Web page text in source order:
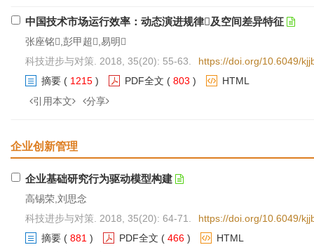
中国技术市场运行效率：动态演进规律及空间差异特征
张座铭,彭甲超,易明
科技进步与对策. 2018, 35(20): 55-63.
https://doi.org/10.6049/
摘要 ( 1215 ) PDF全文 ( 803 )
HTML
引用本文
分享
企业创新管理
企业基础研究行为驱动模型构建
高锡荣,刘思念
科技进步与对策. 2018, 35(20): 64-71.
https://doi.org/10.6049/
摘要 ( 881 ) PDF全文 ( 466 )
HTML